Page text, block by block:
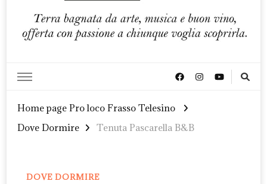
Home page Pro loco Frasso Telesino
Dove Dormire
Tenuta Pascarella B&B
DOVE DORMIRE